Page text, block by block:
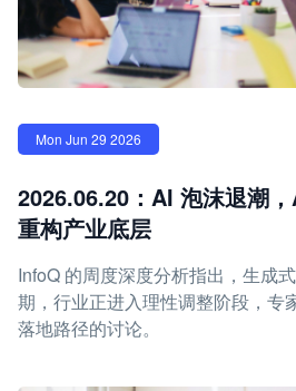
Mon Jun 29 2026
2026.06.20：AI 泡沫退潮
重构产业底层
InfoQ 的周度深度分析指出，生成
期，行业正进入理性调整阶段，专
落地路径的讨论。